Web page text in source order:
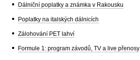
Dálniční poplatky a známka v Rakousku
Poplatky na italských dálnicích
Zálohování PET lahví
Formule 1: program závodů, TV a live přenosy